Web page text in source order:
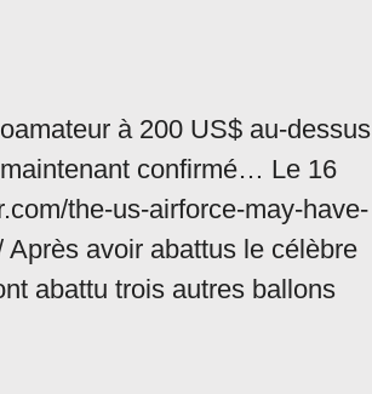
à 200 US$ au-dessus
confirmé… Le 16
the-us-airforce-may-have-
avoir abattus le célèbre
abattu trois autres ballons